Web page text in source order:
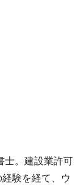
士。建設業許可
験を経て、ウ